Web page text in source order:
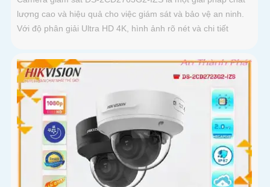
lượng cao và hiệu quả cho việc giám sát và bảo vệ an ninh.
Với độ phân giải Ultra HD 4K, hình ảnh rõ nét và chi tiết